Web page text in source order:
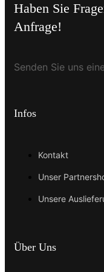
Haben Sie
Anfrage!
Senden Sie uns
Infos
Kontakt
Unser
Unsere
Über Uns